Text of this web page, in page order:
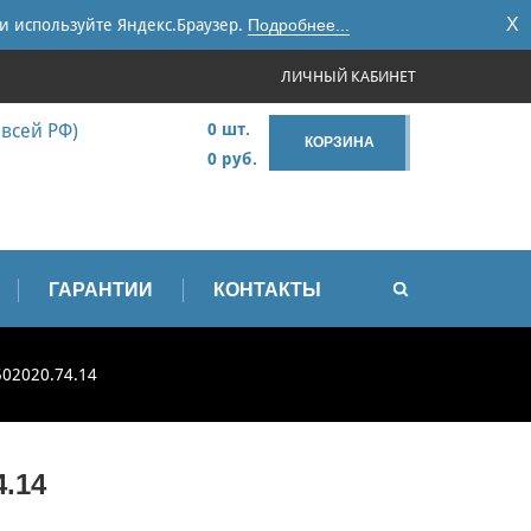
Яндекс.Браузер. Подробнее... X
ЛИЧНЫЙ КАБИНЕТ
всей РФ)
КОРЗИНА
0 шт.
0 руб.
ГАРАНТИИ КОНТАКТЫ